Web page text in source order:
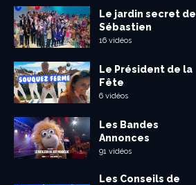
Le jardin secret de
Sébastien
16 vidéos
Le Président de la
Fête
6 vidéos
Les Bandes
Annonces
91 vidéos
Les Conseils de